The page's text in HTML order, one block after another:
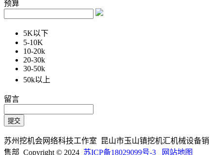
预算
5K以下
5-10K
10-20k
20-30k
30-50k
50k以上
留言
苏州挖机会网络科技工作室 昆山市玉山镇挖机汇机械设备销
售部 Copyright © 2024 苏ICP备18029099号-3 网站地图